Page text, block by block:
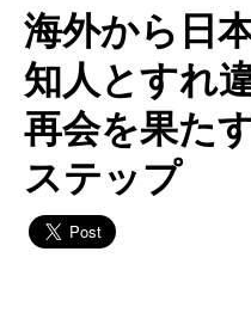
海外から日
知人とすれ
再会を果た
ステップ